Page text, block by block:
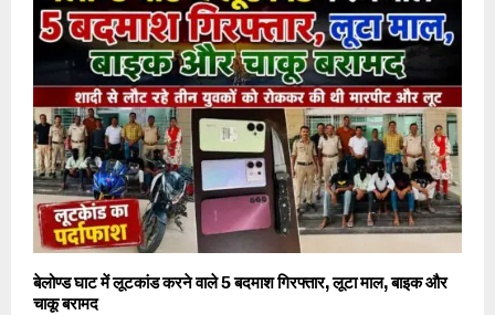
बेलोण्ड घाट में लूटकांड करने वाले 5 बदमाश गिरफ्तार, लूटा माल, बाइक और
चाकू बरामद